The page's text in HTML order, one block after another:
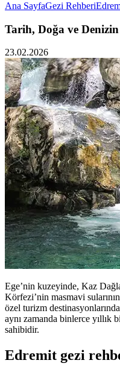
Ana SayfaGezi Rehberi
Tarih, Doğa ve
23.02.2026
Ege’nin kuzeyinde, Kaz
Körfezi’nin masmavi
özel turizm
aynı zamanda binlerce yıllık
sahibidir.
Edremit gezi